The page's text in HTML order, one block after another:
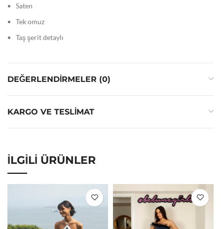
Saten
Tek omuz
Taş şerit detaylı
DEĞERLENDIRMELER (0)
KARGO VE TESLIMAT
İLGILI ÜRÜNLER